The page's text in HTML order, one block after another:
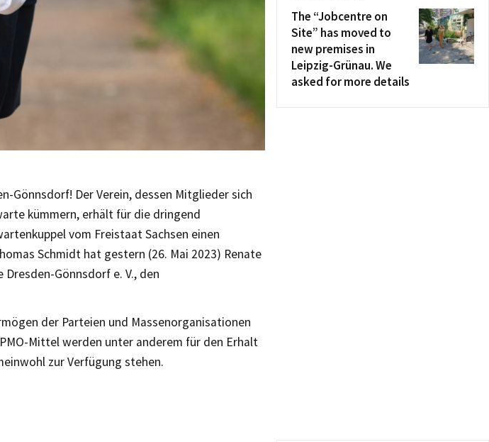
Gönnsdorf! Der Verein, dessen Mitglieder sich
kümmern, erhält für die dringend
vom Freistaat Sachsen einen
Schmidt hat gestern (26. Mai 2023) Renate
Gönnsdorf e. V., den
der Parteien und Massenorganisationen
Mittel werden unter anderem für den Erhalt
zur Verfügung stehen.
The “Jobcentre on
Site” has moved to
new premises in
Leipzig-Grünau. We
asked for more details